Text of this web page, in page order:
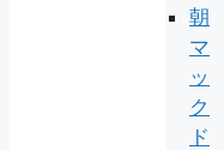
朝
マ
ッ
ク
ド